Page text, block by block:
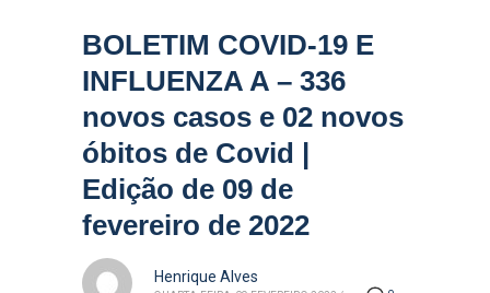
BOLETIM COVID-19 E
INFLUENZA A – 336
novos casos e 02 novos
óbitos de Covid |
Edição de 09 de
fevereiro de 2022
Henrique Alves